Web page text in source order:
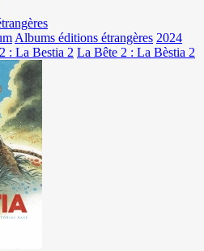
Albums éditions étrangères 2024
: La Bestia 2 La Bête 2 : La Bèstia 2